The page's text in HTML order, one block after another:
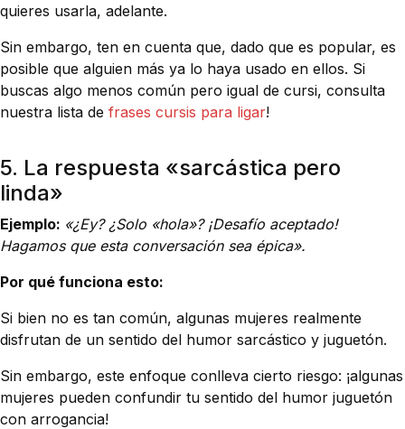
quieres usarla, adelante.
Sin embargo, ten en cuenta que, dado que es popular, es
posible que alguien más ya lo haya usado en ellos. Si
buscas algo menos común pero igual de cursi, consulta
nuestra lista de frases cursis para ligar!
5. La respuesta «sarcástica pero
linda»
Ejemplo: «¿Ey? ¿Solo «hola»? ¡Desafío aceptado!
Hagamos que esta conversación sea épica».
Por qué funciona esto:
Si bien no es tan común, algunas mujeres realmente
disfrutan de un sentido del humor sarcástico y juguetón.
Sin embargo, este enfoque conlleva cierto riesgo: ¡algunas
mujeres pueden confundir tu sentido del humor juguetón
con arrogancia!